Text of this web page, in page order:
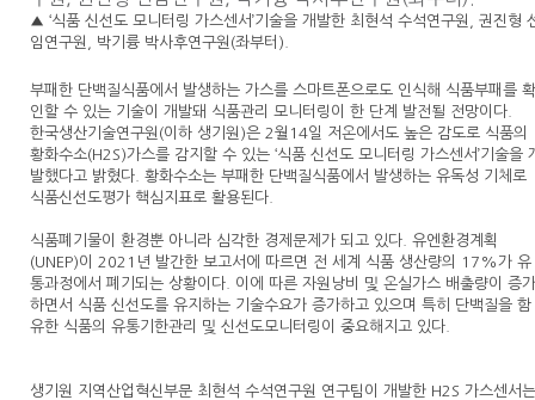
▲ ‘식품 신선도 모니터링 가스센서’기술을 개발한 최현석 수석연구원, 권진형
임연구원, 박기륭 박사후연구원(좌부터).
부패한 단백질식품에서 발생하는 가스를 스마트폰으로도 인식해 식품부패를 확
인할 수 있는 기술이 개발돼 식품관리 모니터링이 한 단계 발전될 전망이다.
한국생산기술연구원(이하 생기원)은 2월14일 저온에서도 높은 감도로 식품의
황화수소(H2S)가스를 감지할 수 있는 ‘식품 신선도 모니터링 가스센서’기술을
발했다고 밝혔다. 황화수소는 부패한 단백질식품에서 발생하는 유독성 기체로
식품신선도평가 핵심지표로 활용된다.
식품폐기물이 환경뿐 아니라 심각한 경제문제가 되고 있다. 유엔환경계획
(UNEP)이 2021년 발간한 보고서에 따르면 전 세계 식품 생산량의 17%가 유
통과정에서 폐기되는 상황이다. 이에 따른 자원낭비 및 온실가스 배출량이 증가
하면서 식품 신선도를 유지하는 기술수요가 증가하고 있으며 특히 단백질을 함
유한 식품의 유통기한관리 및 신선도모니터링이 중요해지고 있다.
생기원 지역산업혁신부문 최현석 수석연구원 연구팀이 개발한 H2S 가스센서는